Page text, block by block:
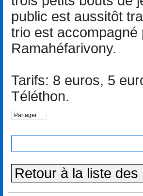
public est aussitôt
trio est
Ramahéfarivony.
Tarifs: 8 euros, 5
Téléthon.
Partager
Retour à la liste des